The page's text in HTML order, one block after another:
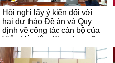
Hội nghị lấy ý kiến đối với
hai dự thảo Đề án và Quy
định về công tác cán bộ của
Viện Hàn lâm Khoa học xã
hội Việt Nam